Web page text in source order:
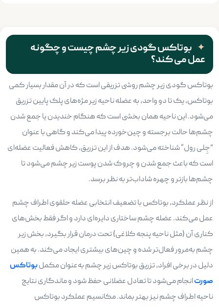
بوتاکس گودی زیر چشم چیست و چگونه
عمل می کند؟
بوتاکس گودی زیر چشم روشی تزریقی است که در آن مقدار بسیار کمی
بوتاکس، یک تا دو واحد، به عضله ناحیه زیر مژه‌های پلک پایین تزریق
می‌شود. این ناحیه همان بخشی است که هنگام خندیدن یا جمع شدن
چشم‌ها حالت برجسته و چین‌خورده پیدا می‌کند و گاهی با عنوان
“جِلی رول” شناخته می‌شود. هدف از این تزریق، کاهش فعالیت عضله‌ای
است که باعث جمع شدن و چروک شدن پوست زیر چشم می‌شود تا
چشم‌ها بازتر و چهره شاداب‌تر به نظر برسد.
از نظر عملکرد، بوتاکس با تضعیف انتخابی عضله حلقوی اطراف چشم
عمل می‌کند. عضله چشم ساختاری دایره‌ای دارد و اگر فقط بخش‌های
کناری آن (مثل ناحیه پنجه کلاغی) تحت درمان قرار بگیرد، بخش زیر
چشم به‌مرور فعال‌تر شده و چین‌های بیشتری ایجاد می‌کند. به همین
دلیل در برخی افراد، تزریق بوتاکس زیر چشم به‌عنوان مکملبوتاکس
صورتانجام می‌شود تا تعادل عضلانی حفظ شود و ماندگاری نتایج
ناحیه اطراف چشم نیز بهتر بماند. مکانسیم عملکرد بوتاکس